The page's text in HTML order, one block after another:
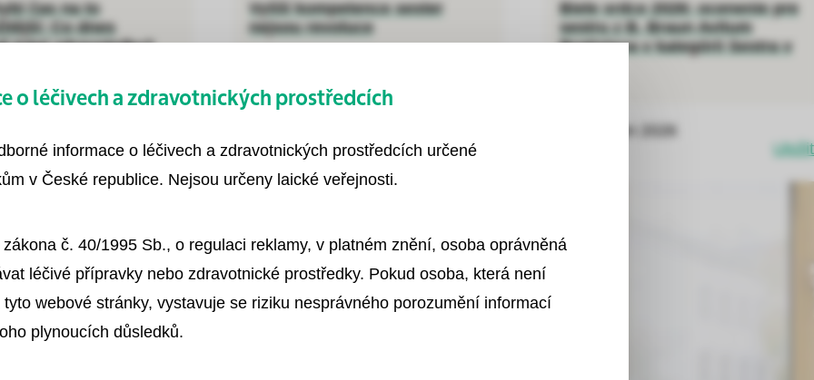
čas na to
Co dnes
trápí zdravotníky?
Uložit
Vyšší kompetence sester
nejsou revoluce
Uložit
Biele srdce 2026: ocenenie pre
sestru z B. Braun Avitum
Bratislava v kategórii Sestra v
16. červen 2026
Uložit
o léčivech a zdravotnických prostředcích
informace o léčivech a zdravotnických prostředcích určené
v České republice. Nejsou určeny laické veřejnosti.
č. 40/1995 Sb., o regulaci reklamy, v platném znění, osoba oprávněná
léčivé přípravky nebo zdravotnické prostředky. Pokud osoba, která není
webové stránky, vystavuje se riziku nesprávného porozumění informací
plynoucích důsledků.